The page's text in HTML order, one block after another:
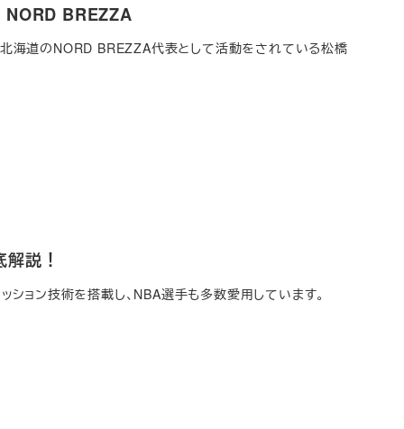
NORD BREZZA
海道のNORD BREZZA代表として活動をされている松橋
説！
ョン技術を搭載し、NBA選手も多数愛用しています。